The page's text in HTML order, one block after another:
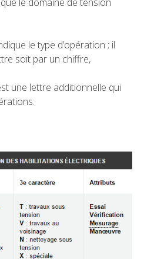
le domaine de tension
le type d’opération ; il
soit par un chiffre,
une lettre additionnelle qui